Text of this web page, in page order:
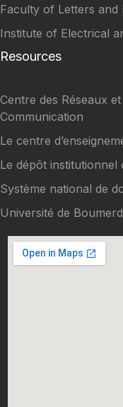
Faculty of Letters and
Institute of Electrical
Resources
Centre des Réseaux
Communication
Le centre
Le dépôt
Système national de
Université de